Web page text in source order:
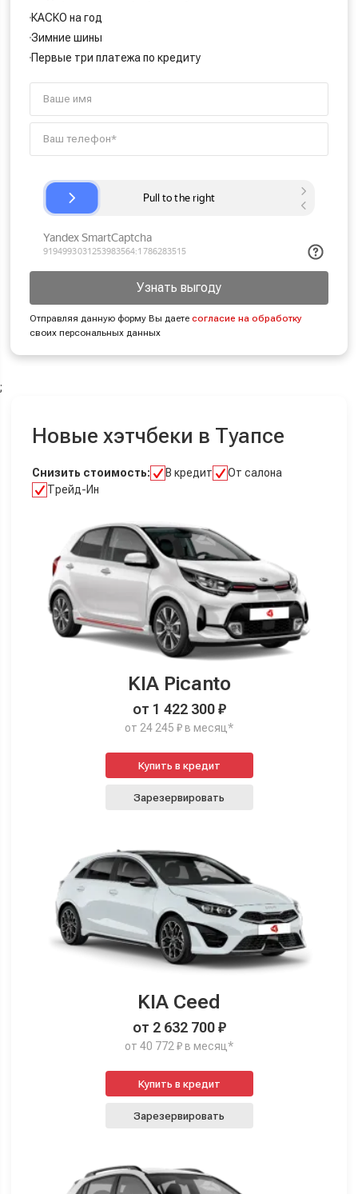
КАСКО на год
Зимние шины
Первые три платежа по кредиту
Узнать выгоду
Отправляя данную форму Вы даетесогласие на обработку
своих персональных данных
;
Новые хэтчбеки в Туапсе
Снизить стоимость: В кредит
От салона
Трейд-Ин
KIA Picanto
от 1 422 300 ₽
от 24 245 ₽ в месяц*
Купить в кредит
Зарезервировать
KIA Ceed
от 2 632 700 ₽
от 40 772 ₽ в месяц*
Купить в кредит
Зарезервировать